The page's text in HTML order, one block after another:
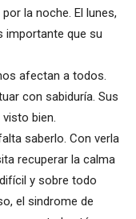
la noche. El lunes,
importante que su
afectan a todos.
con sabiduría. Sus
bien.
saberlo. Con verla
recuperar la calma
y sobre todo
el sindrome de